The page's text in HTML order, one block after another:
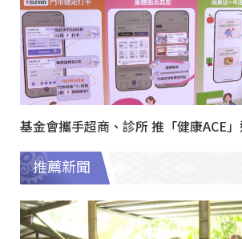
基金會攜手超商、診所 推「健康ACE
推薦新聞